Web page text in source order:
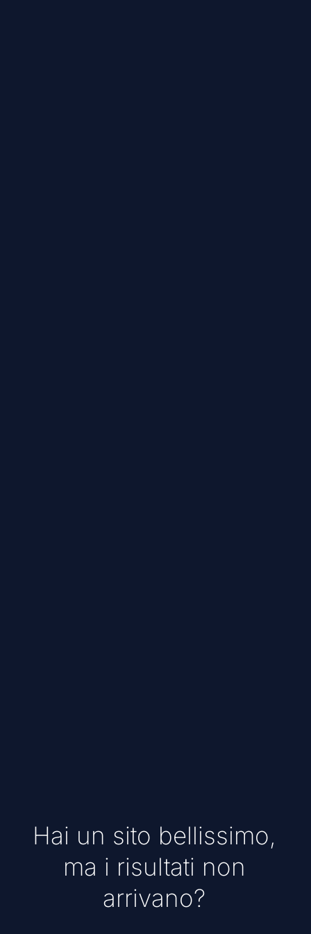
Hai un sito bellissimo,
ma i risultati non
arrivano?